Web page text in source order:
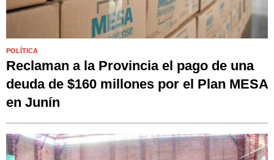
POLÍTICA
Reclaman a la Provincia el pago de una
deuda de $160 millones por el Plan MESA
en Junín